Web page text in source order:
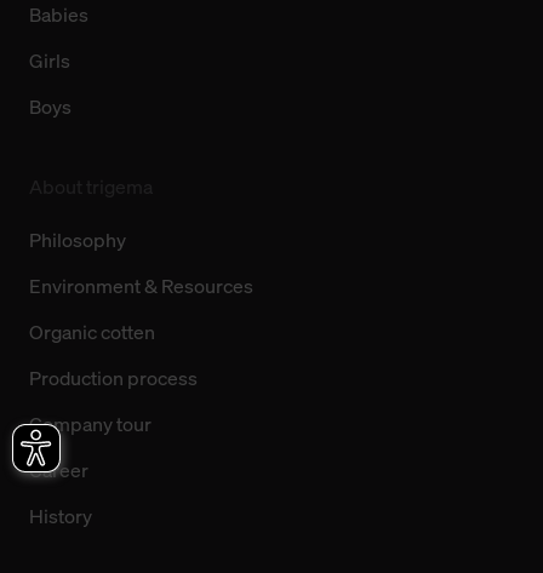
Babies
Girls
Boys
Philosophy
Environment & Resources
Organic cotten
Production process
Company tour
Career
History